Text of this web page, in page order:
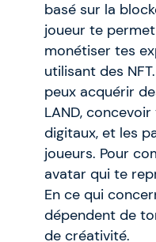
basé sur la
joueur te
monétiser tes
utilisant des
peux acquérir
LAND,
digitaux, et les
joueurs. Pour
avatar qui te
En ce qui
dépendent de
de créativité.